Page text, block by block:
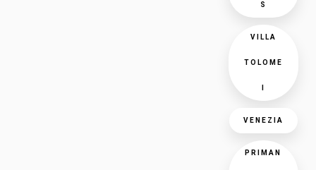
S
VILLA
TOLOME
VENEZIA
PRIMAN